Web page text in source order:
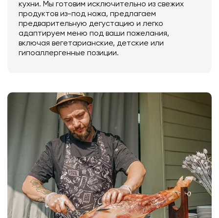
кухни. Мы готовим исключительно из свежих
продуктов из-под ножа, предлагаем
предварительную дегустацию и легко
адаптируем меню под ваши пожелания,
включая вегетарианские, детские или
гипоаллергенные позиции.